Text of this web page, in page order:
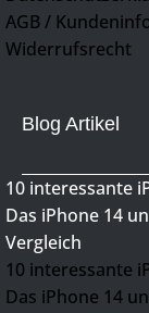
AGB /
Widerrufsrecht
Blog Artikel
10 interessante
Das iPhone 14
Vergleich
10 interessante
Das iPhone 14